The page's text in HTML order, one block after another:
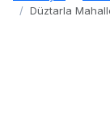
Düztarla